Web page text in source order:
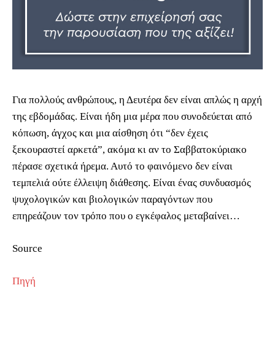
Για πολλούς ανθρώπους, η Δευτέρα δεν είναι απλώς η αρχή
της εβδομάδας. Είναι ήδη μια μέρα που συνοδεύεται από
κόπωση, άγχος και μια αίσθηση ότι “δεν έχεις
ξεκουραστεί αρκετά”, ακόμα κι αν το Σαββατοκύριακο
πέρασε σχετικά ήρεμα. Αυτό το φαινόμενο δεν είναι
τεμπελιά ούτε έλλειψη διάθεσης. Είναι ένας συνδυασμός
ψυχολογικών και βιολογικών παραγόντων που
επηρεάζουν τον τρόπο που ο εγκέφαλος μεταβαίνει…
Source
Πηγή